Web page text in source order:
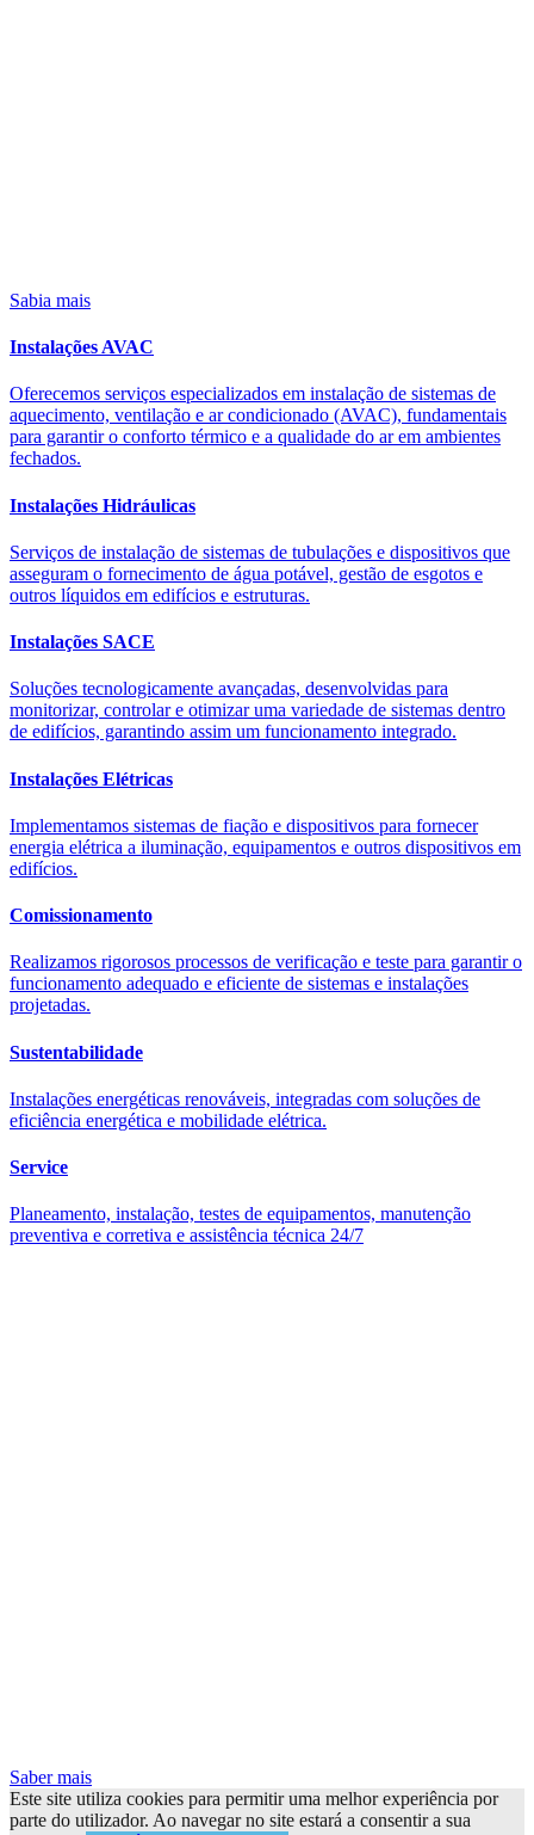
Sabia mais
Instalações AVAC
Oferecemos serviços especializados em instalação de sistemas de
aquecimento, ventilação e ar condicionado (AVAC), fundamentais
para garantir o conforto térmico e a qualidade do ar em ambientes
fechados.
Instalações Hidráulicas
Serviços de instalação de sistemas de tubulações e dispositivos que
asseguram o fornecimento de água potável, gestão de esgotos e
outros líquidos em edifícios e estruturas.
Instalações SACE
Soluções tecnologicamente avançadas, desenvolvidas para
monitorizar, controlar e otimizar uma variedade de sistemas dentro
de edifícios, garantindo assim um funcionamento integrado.
Instalações Elétricas
Implementamos sistemas de fiação e dispositivos para fornecer
energia elétrica a iluminação, equipamentos e outros dispositivos em
edifícios.
Comissionamento
Realizamos rigorosos processos de verificação e teste para garantir o
funcionamento adequado e eficiente de sistemas e instalações
projetadas.
Sustentabilidade
Instalações energéticas renováveis, integradas com soluções de
eficiência energética e mobilidade elétrica.
Service
Planeamento, instalação, testes de equipamentos, manutenção
preventiva e corretiva e assistência técnica 24/7
Saber mais
Este site utiliza cookies para permitir uma melhor experiência por
parte do utilizador. Ao navegar no site estará a consentir a sua